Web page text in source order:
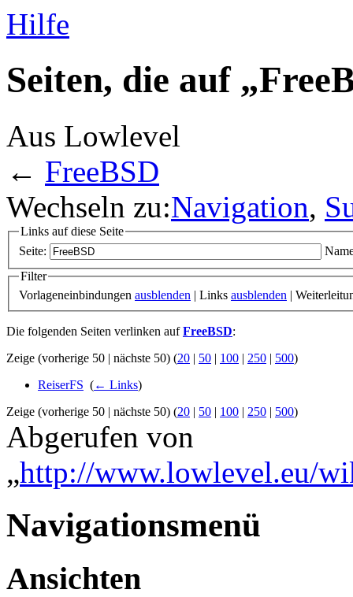
Hilfe
Seiten, die auf
Aus Lowlevel
← FreeBSD
Wechseln zu:Navigation,
Links auf diese Seite
Seite:
Filter
Vorlageneinbindungen ausblenden | Links ausblenden |
Die folgenden Seiten verlinken aufFreeBSD:
Zeige (vorherige 50 | nächste 50) (20 | 50 | 100 | 250 | 500)
ReiserFS (← Links)
Zeige (vorherige 50 | nächste 50) (20 | 50 | 100 | 250 | 500)
Abgerufen von
„http://www.lowlevel.eu/
Navigationsmenü
Ansichten